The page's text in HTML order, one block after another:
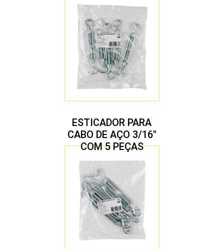
ESTICADOR PARA
CABO DE AÇO 3/16″
COM 5 PEÇAS